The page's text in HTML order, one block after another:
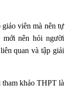
viên mà nên tự
nên hỏi người
quan và tập giải
tham khảo THPT là